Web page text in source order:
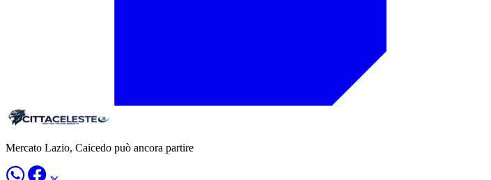
Mercato Lazio, Caicedo può ancora partire